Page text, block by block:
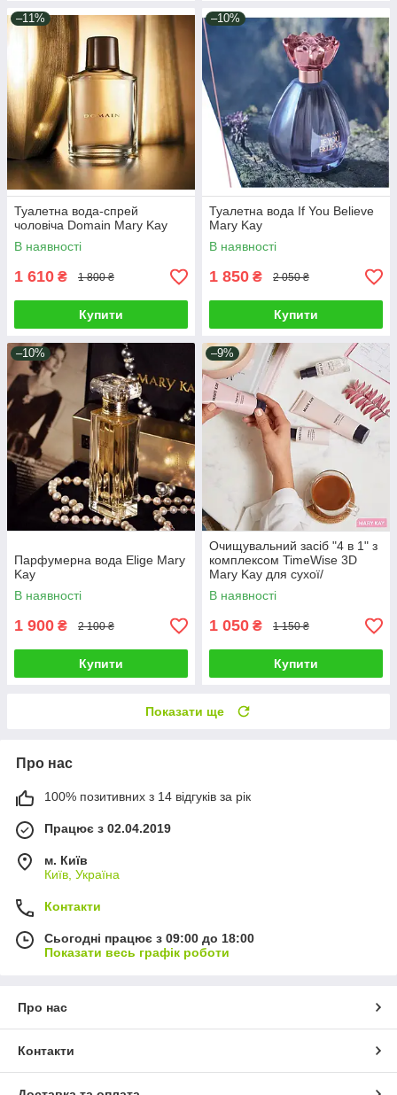
–11%
Туалетна вода-спрей
чоловіча Domain Mary Kay
В наявності
1 610 ₴ 1 800 ₴
Купити
–10%
Туалетна вода If You Believe
Mary Kay
В наявності
1 850 ₴ 2 050 ₴
Купити
–10%
Парфумерна вода Elige Mary
Kay
В наявності
1 900 ₴ 2 100 ₴
Купити
–9%
Очищувальний засіб "4 в 1" з
комплексом TimeWise 3D
Mary Kay для сухої/
норм.шкіри
В наявності
1 050 ₴ 1 150 ₴
Купити
Показати ще
Про нас
100% позитивних з 14 відгуків за рік
Працює з 02.04.2019
м. Київ
Київ, Україна
Контакти
Сьогодні працює з 09:00 до 18:00
Показати весь графік роботи
Про нас
Контакти